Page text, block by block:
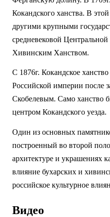
Кокандского ханства. В
другими крупными
средневековой
Хивинским Ханством.
С 1876г. Кокандское
Российской империи после
Скобелевым. Само ханство
центром Кокандского уезда.
Один из основных
построенный во второй
архитектуре и украшениях
влияние бухарских и
российское культурное
Видео